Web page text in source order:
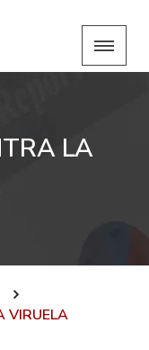
LA
VIRUELA